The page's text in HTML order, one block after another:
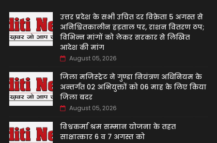
उत्तर प्रदेश के सभी उचित दर विक्रेता 5 अगस्त से
अनिश्चितकालीन हड़ताल पर, राशन वितरण ठप;
विभिन्न मांगों को लेकर सरकार से लिखित
आदेश की मांग
August 05, 2026
जिला मजिस्ट्रेट ने गुण्डा नियंत्रण अधिनियम के
अन्तर्गत 02 अभियुक्तों को 06 माह के लिए किया
जिला बदर
August 05, 2026
विश्वकर्मा श्रम सम्मान योजना के तहत
साक्षात्कार 6 व 7 अगस्त को